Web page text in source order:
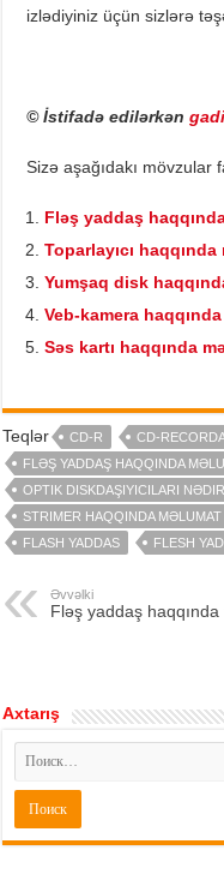
izlədiyiniz üçün sizlərə
© İstifadə edilərkən
Sizə aşağıdakı mövzular
Fləş yaddaş
Toparlayıcı
Yumşaq disk
Veb-kamera
Səs kartı haqqında
Teqlər CD-R CD-
FLƏŞ YADDAŞ HAQQINDA
OPTIK DISKDAŞIYICILARI NƏDIR
STRIMER HAQQINDA MƏLUMAT
FLASH YADDAS
FLESH
Əvvəlki
Fləş yaddaş
Axtarış